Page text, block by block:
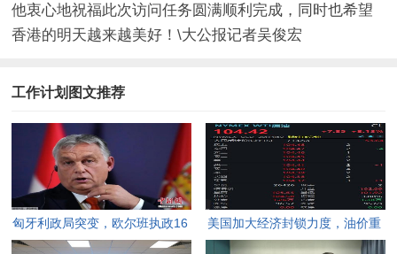
他衷心地祝福此次访问任务圆满顺利完成，同时也希望
香港的明天越来越美好！\大公报记者吴俊宏
工作计划图文推荐
匈牙利政局突变，欧尔班执政16
年终结。
美国加大经济封锁力度，油价重
返100美元高点，黄金价格急